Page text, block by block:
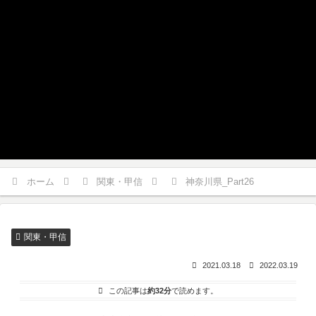
ホーム 関東・甲信 神奈川県_Part26
関東・甲信
2021.03.18 2022.03.19
この記事は約32分で読めます。